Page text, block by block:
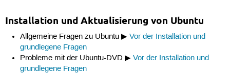
Installation und Aktualisierung von Ubuntu
Allgemeine Fragen zu Ubuntu ▶Vor der Installation und
grundlegene Fragen
Probleme mit der Ubuntu-DVD ▶Vor der Installation und
grundlegene Fragen